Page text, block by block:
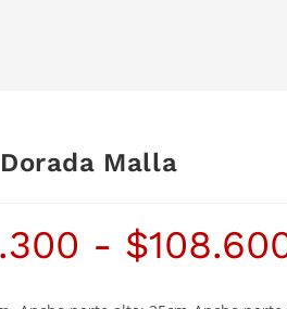
Malla
- $